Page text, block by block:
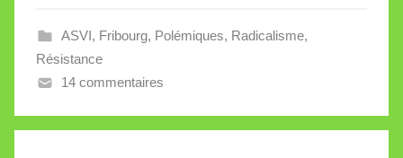
e
l
ASVI, Fribourg, Polémiques, Radicalisme,
Résistance
14 commentaires